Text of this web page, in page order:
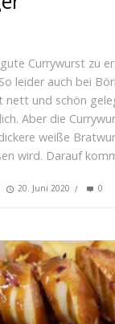
Currywurst zu
leider auch bei
nett und schön
Aber die
weiße
wird. Darauf
20. Juni 2020 / 0